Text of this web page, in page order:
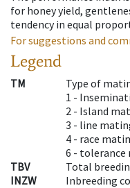
for honey yield,
tendency in equal
For suggestions and
Legend
TM
Type of
1 -
2 - Island
3 - line
4 - race
6 - tolerance
TBV
Total
INZW
Inbreeding